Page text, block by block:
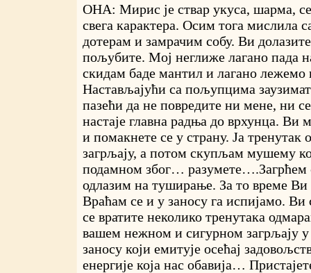
ОНА: Мирис је ствар укуса, шарма,
свега карактера. Осим тога мислила
дотерам и замрачим собу. Ви
пољубите. Мој неглиже лагано пада
скидам баде мантил и лагано лежемо
Настављајући са пољупцима
пазећи да не повредите ни мене, ни
настаје главна радња до врхунца.
и помакнете се у страну. Ја тренутак
загрљају, а потом скупљам мушему
подамном због… разумете….Загрћем
одлазим на туширање. За то време
Враћам се и у заносу га испијамо.
се вратите неколико тренутака
вашем нежном и сигурном загрљају
заносу који емитује осећај
енергије која нас обавија…